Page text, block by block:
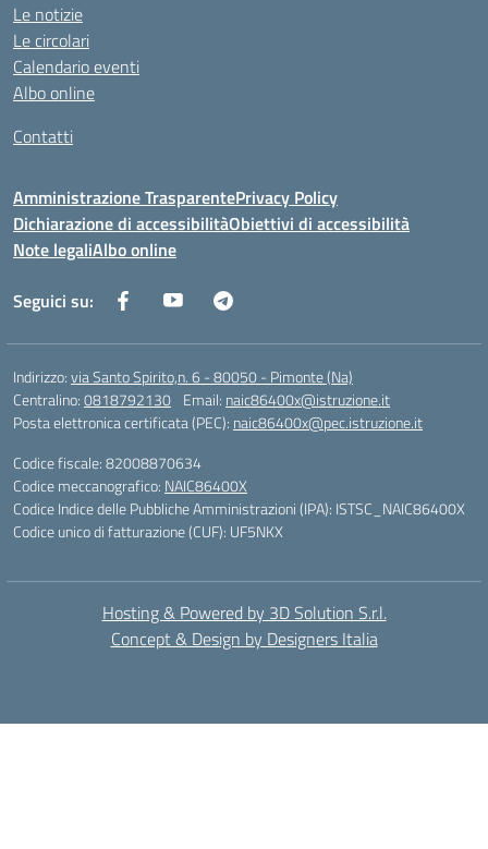
Le notizie
Le circolari
Calendario eventi
Albo online
Contatti
Amministrazione TrasparentePrivacy Policy
Dichiarazione di accessibilitàObiettivi di accessibilità
Note legaliAlbo online
Seguici su:
Indirizzo:via Santo Spirito,n. 6 - 80050 - Pimonte (Na)
Centralino:0818792130 Email: naic86400x@istruzione.it
Posta elettronica certificata (PEC): naic86400x@pec.istruzione.it
Codice fiscale: 82008870634
Codice meccanografico: NAIC86400X
Codice Indice delle Pubbliche Amministrazioni (IPA): ISTSC_NAIC86400X
Codice unico di fatturazione (CUF): UF5NKX
Hosting & Powered by 3D Solution S.r.l.
Concept & Design by Designers Italia